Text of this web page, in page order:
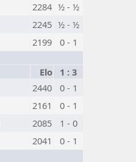
2284 ½ - ½
2245 ½ - ½
2199
0 - 1
Elo
1 : 3
2440
0 - 1
2161
0 - 1
2085
1 - 0
2041
0 - 1